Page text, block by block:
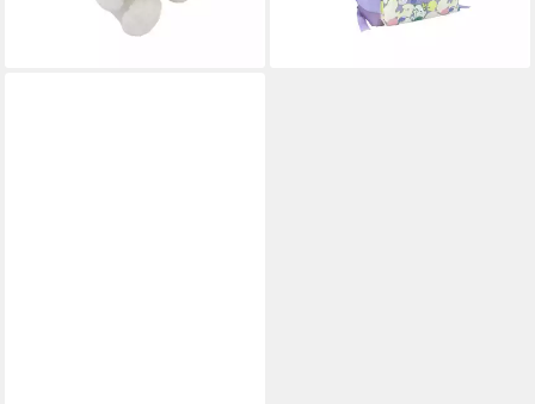
lieferbar - in 4-5 Werktagen bei dir